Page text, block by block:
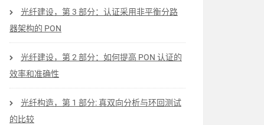
光纤建设，第 3 部分：认证采用非平衡分路
器架构的 PON
光纤建设，第 2 部分：如何提高 PON 认证的
效率和准确性
光纤构造，第 1 部分: 真双向分析与环回测试
的比较